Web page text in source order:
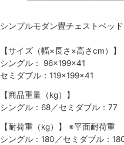
シンプルモダン畳チェストベッ
【サイズ（幅×長さ×高さcm）】
シングル： 96×199×41
セミダブル：119×199×41
【商品重量（kg）】
シングル：68／セミダブル：77
【耐荷重（kg）】 ※平面耐荷重
シングル：180／セミダブル：